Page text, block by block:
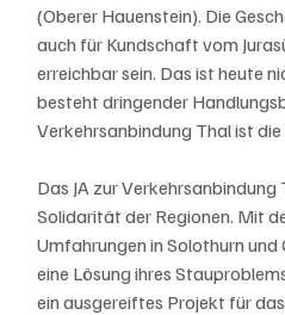
(Oberer Hauenstein). Die
auch für Kundschaft vom
erreichbar sein. Das ist heute
besteht dringender
Verkehrsanbindung Thal ist
Das JA zur
Solidarität der Regionen. Mit
Umfahrungen in Solothurn
eine Lösung ihres
ein ausgereiftes Projekt für